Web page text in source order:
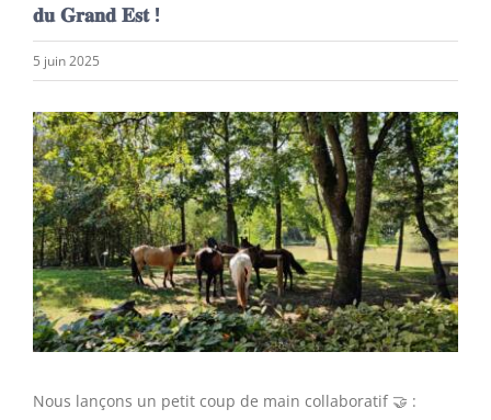
𝐝𝐮 𝐆𝐫𝐚𝐧𝐝 𝐄𝐬𝐭 !
5 juin 2025
Voir
l'image
agrandie
Nous lançons un petit coup de main collaboratif 🤝 :